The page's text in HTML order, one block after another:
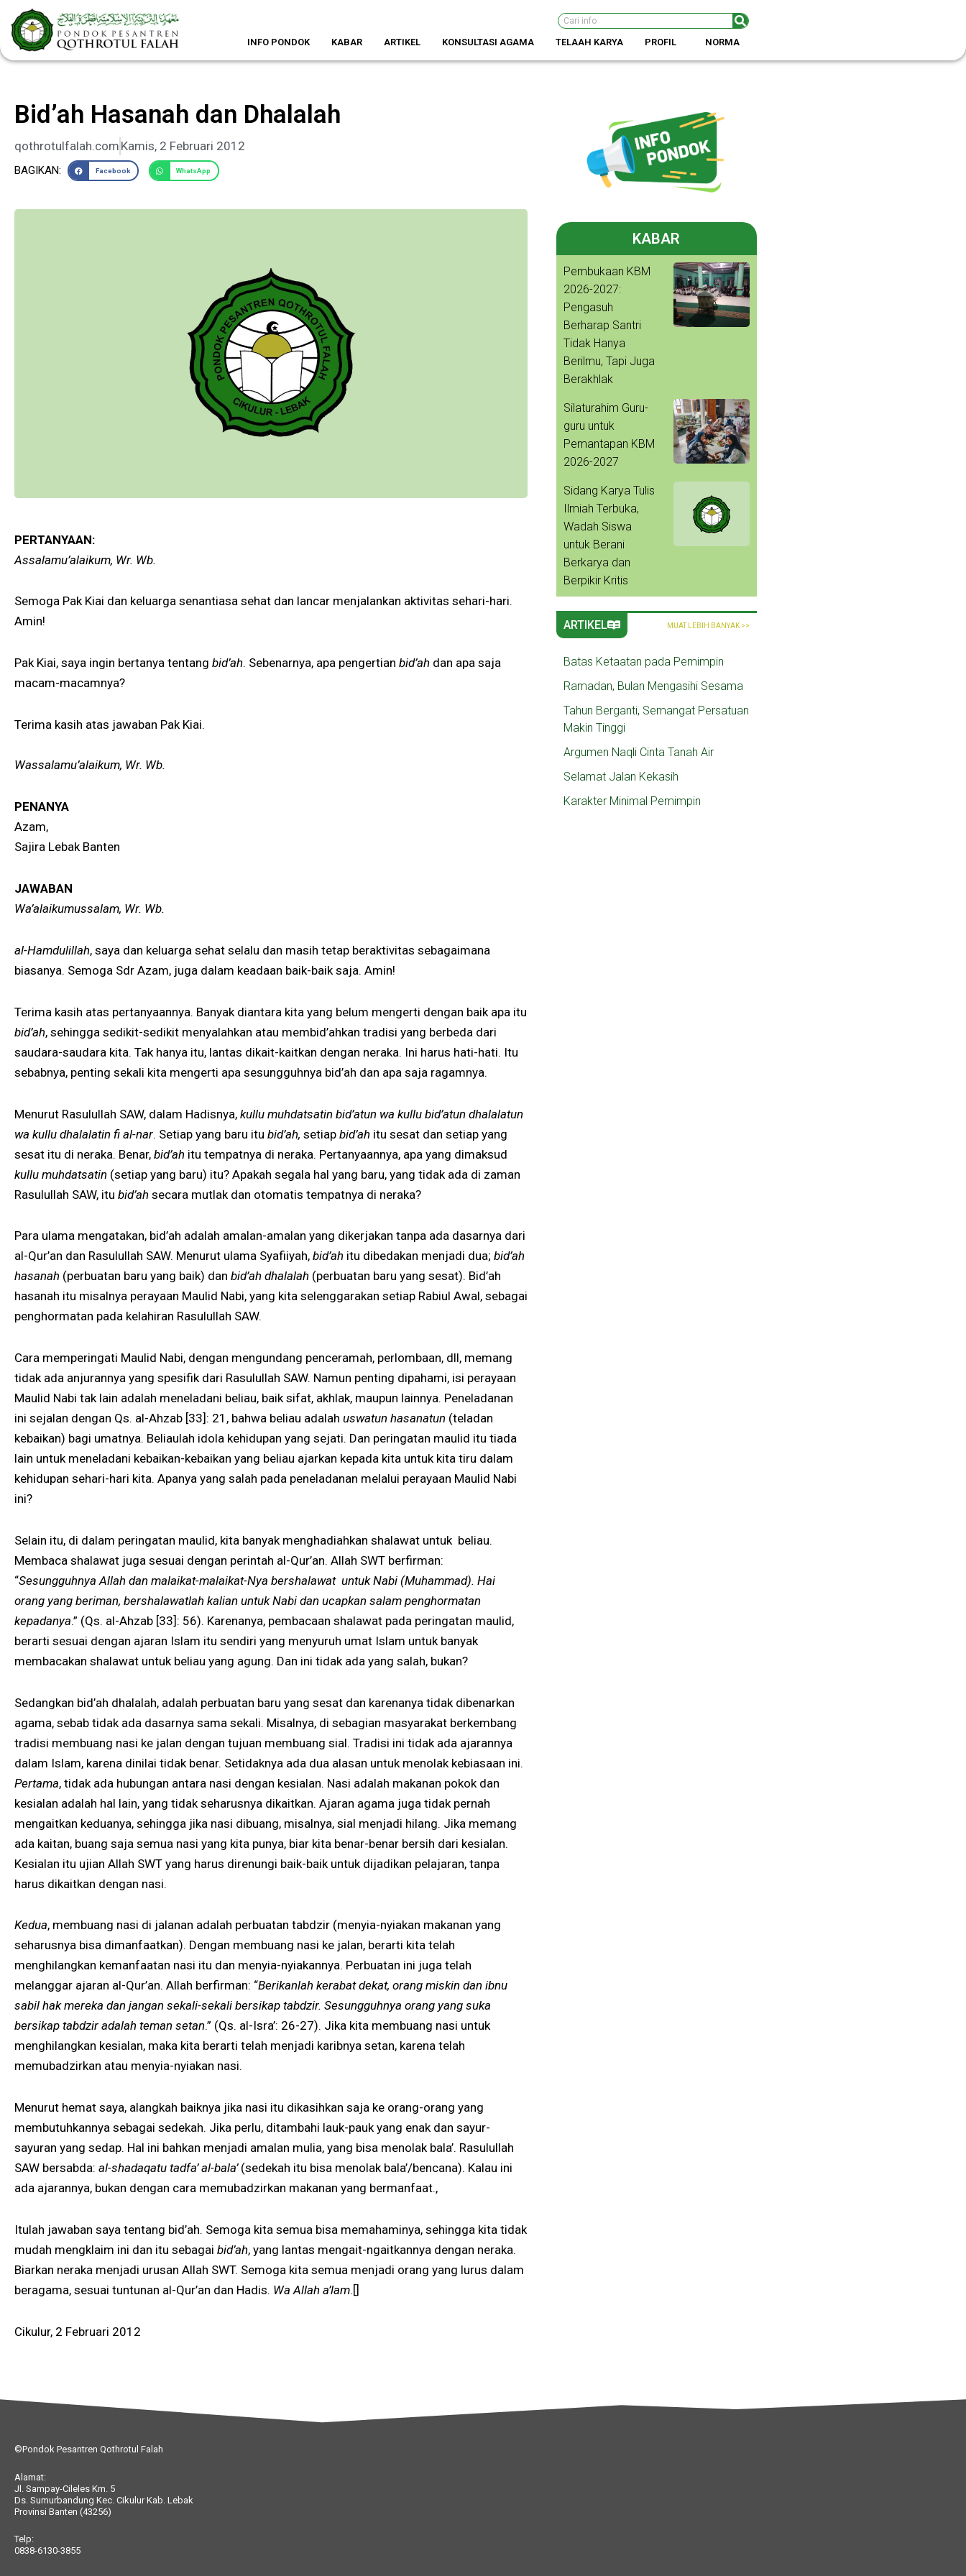
Lewati
ke
konten
Search
INFO PONDOK KABAR ARTIKEL KONSULTASI AGAMA TELAAH KARYA PROFIL NORMA
Bid’ah Hasanah dan Dhalalah
qothrotulfalah.com Kamis, 2 Februari 2012
BAGIKAN: Facebook WhatsApp
PERTANYAAN:
Assalamu’alaikum, Wr. Wb.
Semoga Pak Kiai dan keluarga senantiasa sehat dan lancar menjalankan aktivitas sehari-hari.
Amin!
Pak Kiai, saya ingin bertanya tentang bid’ah. Sebenarnya, apa pengertian bid’ah dan apa saja
macam-macamnya?
Terima kasih atas jawaban Pak Kiai.
Wassalamu’alaikum, Wr. Wb.
PENANYA
Azam,
Sajira Lebak Banten
JAWABAN
Wa’alaikumussalam, Wr. Wb.
al-Hamdulillah, saya dan keluarga sehat selalu dan masih tetap beraktivitas sebagaimana
biasanya. Semoga Sdr Azam, juga dalam keadaan baik-baik saja. Amin!
Terima kasih atas pertanyaannya. Banyak diantara kita yang belum mengerti dengan baik apa itu
bid’ah, sehingga sedikit-sedikit menyalahkan atau membid’ahkan tradisi yang berbeda dari
saudara-saudara kita. Tak hanya itu, lantas dikait-kaitkan dengan neraka. Ini harus hati-hati. Itu
sebabnya, penting sekali kita mengerti apa sesungguhnya bid’ah dan apa saja ragamnya.
Menurut Rasulullah SAW, dalam Hadisnya, kullu muhdatsatin bid’atun wa kullu bid’atun dhalalatun
wa kullu dhalalatin fi al-nar. Setiap yang baru itu bid’ah, setiap bid’ah itu sesat dan setiap yang
sesat itu di neraka. Benar, bid’ah itu tempatnya di neraka. Pertanyaannya, apa yang dimaksud
kullu muhdatsatin (setiap yang baru) itu? Apakah segala hal yang baru, yang tidak ada di zaman
Rasulullah SAW, itu bid’ah secara mutlak dan otomatis tempatnya di neraka?
Para ulama mengatakan, bid’ah adalah amalan-amalan yang dikerjakan tanpa ada dasarnya dari
al-Qur’an dan Rasulullah SAW. Menurut ulama Syafiiyah, bid’ah itu dibedakan menjadi dua; bid’ah
hasanah (perbuatan baru yang baik) dan bid’ah dhalalah (perbuatan baru yang sesat). Bid’ah
hasanah itu misalnya perayaan Maulid Nabi, yang kita selenggarakan setiap Rabiul Awal, sebagai
penghormatan pada kelahiran Rasulullah SAW.
Cara memperingati Maulid Nabi, dengan mengundang penceramah, perlombaan, dll, memang
tidak ada anjurannya yang spesifik dari Rasulullah SAW. Namun penting dipahami, isi perayaan
Maulid Nabi tak lain adalah meneladani beliau, baik sifat, akhlak, maupun lainnya. Peneladanan
ini sejalan dengan Qs. al-Ahzab [33]: 21, bahwa beliau adalah uswatun hasanatun (teladan
kebaikan) bagi umatnya. Beliaulah idola kehidupan yang sejati. Dan peringatan maulid itu tiada
lain untuk meneladani kebaikan-kebaikan yang beliau ajarkan kepada kita untuk kita tiru dalam
kehidupan sehari-hari kita. Apanya yang salah pada peneladanan melalui perayaan Maulid Nabi
ini?
Selain itu, di dalam peringatan maulid, kita banyak menghadiahkan shalawat untuk beliau.
Membaca shalawat juga sesuai dengan perintah al-Qur’an. Allah SWT berfirman:
“Sesungguhnya Allah dan malaikat-malaikat-Nya bershalawat untuk Nabi (Muhammad). Hai
orang yang beriman, bershalawatlah kalian untuk Nabi dan ucapkan salam penghormatan
kepadanya.” (Qs. al-Ahzab [33]: 56). Karenanya, pembacaan shalawat pada peringatan maulid,
berarti sesuai dengan ajaran Islam itu sendiri yang menyuruh umat Islam untuk banyak
membacakan shalawat untuk beliau yang agung. Dan ini tidak ada yang salah, bukan?
Sedangkan bid’ah dhalalah, adalah perbuatan baru yang sesat dan karenanya tidak dibenarkan
agama, sebab tidak ada dasarnya sama sekali. Misalnya, di sebagian masyarakat berkembang
tradisi membuang nasi ke jalan dengan tujuan membuang sial. Tradisi ini tidak ada ajarannya
dalam Islam, karena dinilai tidak benar. Setidaknya ada dua alasan untuk menolak kebiasaan ini.
Pertama, tidak ada hubungan antara nasi dengan kesialan. Nasi adalah makanan pokok dan
kesialan adalah hal lain, yang tidak seharusnya dikaitkan. Ajaran agama juga tidak pernah
mengaitkan keduanya, sehingga jika nasi dibuang, misalnya, sial menjadi hilang. Jika memang
ada kaitan, buang saja semua nasi yang kita punya, biar kita benar-benar bersih dari kesialan.
Kesialan itu ujian Allah SWT yang harus direnungi baik-baik untuk dijadikan pelajaran, tanpa
harus dikaitkan dengan nasi.
Kedua, membuang nasi di jalanan adalah perbuatan tabdzir (menyia-nyiakan makanan yang
seharusnya bisa dimanfaatkan). Dengan membuang nasi ke jalan, berarti kita telah
menghilangkan kemanfaatan nasi itu dan menyia-nyiakannya. Perbuatan ini juga telah
melanggar ajaran al-Qur’an. Allah berfirman: “Berikanlah kerabat dekat, orang miskin dan ibnu
sabil hak mereka dan jangan sekali-sekali bersikap tabdzir. Sesungguhnya orang yang suka
bersikap tabdzir adalah teman setan.” (Qs. al-Isra’: 26-27). Jika kita membuang nasi untuk
menghilangkan kesialan, maka kita berarti telah menjadi karibnya setan, karena telah
memubadzirkan atau menyia-nyiakan nasi.
Menurut hemat saya, alangkah baiknya jika nasi itu dikasihkan saja ke orang-orang yang
membutuhkannya sebagai sedekah. Jika perlu, ditambahi lauk-pauk yang enak dan sayur-
sayuran yang sedap. Hal ini bahkan menjadi amalan mulia, yang bisa menolak bala’. Rasulullah
SAW bersabda: al-shadaqatu tadfa’ al-bala’ (sedekah itu bisa menolak bala’/bencana). Kalau ini
ada ajarannya, bukan dengan cara memubadzirkan makanan yang bermanfaat.,
Itulah jawaban saya tentang bid’ah. Semoga kita semua bisa memahaminya, sehingga kita tidak
mudah mengklaim ini dan itu sebagai bid’ah, yang lantas mengait-ngaitkannya dengan neraka.
Biarkan neraka menjadi urusan Allah SWT. Semoga kita semua menjadi orang yang lurus dalam
beragama, sesuai tuntunan al-Qur’an dan Hadis. Wa Allah a’lam.[]
Cikulur, 2 Februari 2012
KABAR
Pembukaan KBM
2026-2027:
Pengasuh
Berharap Santri
Tidak Hanya
Berilmu, Tapi Juga
Berakhlak
Silaturahim Guru-
guru untuk
Pemantapan KBM
2026-2027
Sidang Karya Tulis
Ilmiah Terbuka,
Wadah Siswa
untuk Berani
Berkarya dan
Berpikir Kritis
ARTIKEL MUAT LEBIH BANYAK >>
Batas Ketaatan pada Pemimpin
Ramadan, Bulan Mengasihi Sesama
Tahun Berganti, Semangat Persatuan
Makin Tinggi
Argumen Naqli Cinta Tanah Air
Selamat Jalan Kekasih
Karakter Minimal Pemimpin
©Pondok Pesantren Qothrotul Falah
Alamat:
Jl. Sampay-Cileles Km. 5
Ds. Sumurbandung Kec. Cikulur Kab. Lebak
Provinsi Banten (43256)
Telp:
0838-6130-3855